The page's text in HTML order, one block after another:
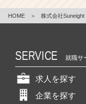
HOME ＞ 株式会社Suneight
SERVICE 就職サ
求人を探す
企業を探す